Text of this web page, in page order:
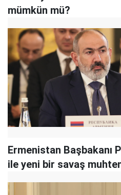
mümkün mü?
Ermenistan Başbakanı
ile yeni bir savaş